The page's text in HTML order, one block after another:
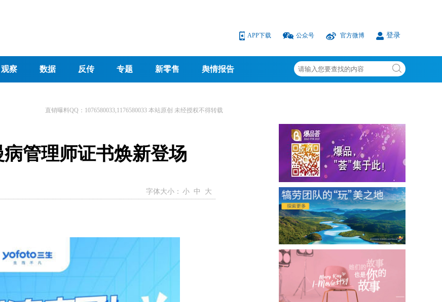
APP下载 公众号 官方微博 登录
观察 数据 反传 专题 新零售 舆情报告
直销曝料QQ：1076580033,1176580033 本站原创 未经授权不得转载
管理师证书焕新登场
字体大小： 小 中 大